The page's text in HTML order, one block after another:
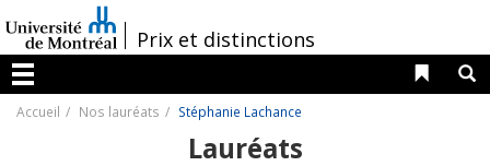
au
contenu
/Prix et distinctions
Menu
Liens
Accueil Nos lauréats Stéphanie Lachance
Lauréats